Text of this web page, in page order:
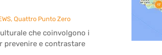
, Quattro Punto Zero
che coinvolgono i
prevenire e contrastare